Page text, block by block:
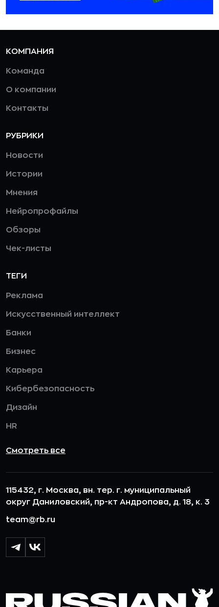
КОМПАНИЯ
Команда
О компании
Контакты
РУБРИКИ
Новости
Истории
Мнения
Нейропрофайлы
Обзоры
Чек-листы
ТЕГИ
Реклама
Искусственный интеллект
Банки
Бизнес
Карьера
Кибербезопасность
Дизайн
HR
Смотреть все
115432, г. Москва, вн. тер. г. муниципальный
округ Даниловский, пр-кт Андропова, д. 18, к. 3
team@rb.ru